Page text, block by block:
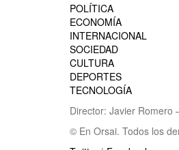
POLÍTICA
ECONOMÍA
INTERNACIONAL
SOCIEDAD
CULTURA
DEPORTES
TECNOLOGÍA
Director: Javier Romero
© En Orsai. Todos los